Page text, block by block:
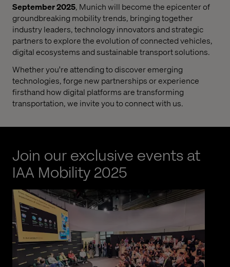
September 2025, Munich will become the epicenter of
groundbreaking mobility trends, bringing together
industry leaders, technology innovators and strategic
partners to explore the evolution of connected vehicles,
digital ecosystems and sustainable transport solutions.
Whether you're attending to discover emerging
technologies, forge new partnerships or experience
firsthand how digital platforms are transforming
transportation, we invite you to connect with us.
Join our exclusive events at
IAA Mobility 2025